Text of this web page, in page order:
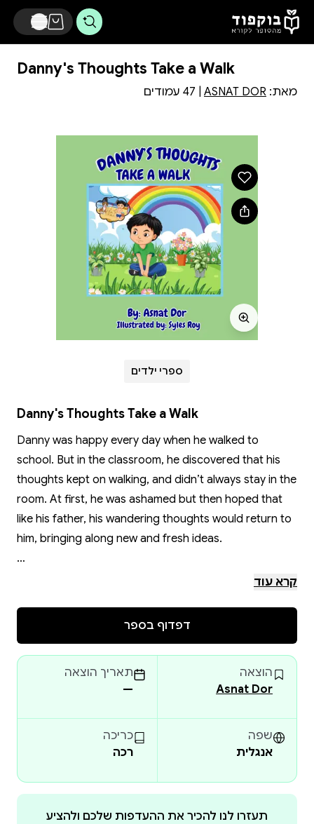
דלג לתוכן הראשי
Danny's Thoughts Take a Walk
מאת: ASNAT DOR
ספרי ילדים
Danny's Thoughts Take a Walk
Danny was happy every day when he walked to
school. But in the classroom, he discovered that his
thoughts kept on walking, and didn’t always stay in the
room. At first, he was ashamed but then hoped that
like his father, his wandering thoughts would return to
him, bringing along new and fresh ideas.
Oliver’s Birthday Puzzle
Twinkle is Not Bored Any More
קרא עוד
דפדוף בספר
הוצאה
Asnat Dor
תאריך הוצאה
—
שפה
אנגלית
כריכה
רכה
תעזרו לנו להכיר את ההעדפות שלכם ולהציע